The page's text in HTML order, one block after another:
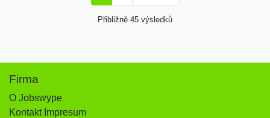
Přibližně 45 výsledků
Firma
O Jobswype
Kontakt Impresum